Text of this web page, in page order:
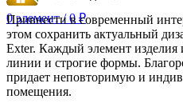
0элемент / 0 ₽
Привнести в современный
этом сохранить актуальный
Exter. Каждый элемент изделия
линии и строгие формы.
придает неповторимую и
помещения.